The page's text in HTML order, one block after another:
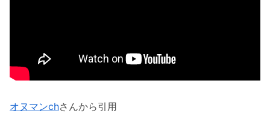
オヌマンchさんから引用